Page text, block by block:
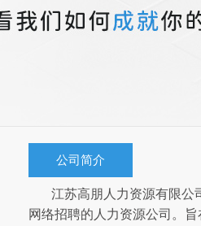
公司简介
江苏高朋人力资源有限公
网络招聘的人力资源公司。